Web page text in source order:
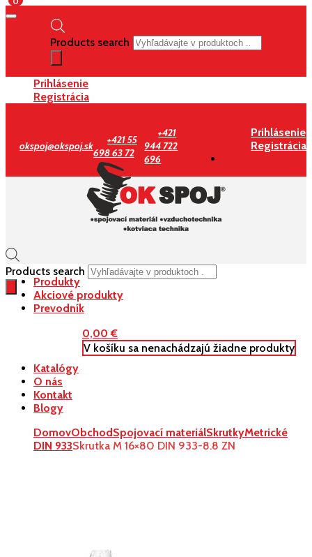
Products search
Prihlásenie
Registrácia
okspoj@okspoj.sk
+421 55
698 63 72
+421
944 722
696
Prihlásenie
Registrácia
Products search
0,00€
V košíku sa nenachádzajú žiadne produkty
Produkty
Akciové produkty
Prevodník
Katalógy
O nás
Kontakt
Blogy
DomovObchodSpojovací materiálSkrutkyMetrické
DIN 933Skrutka M 16×80 DIN 933-8.8 ZN